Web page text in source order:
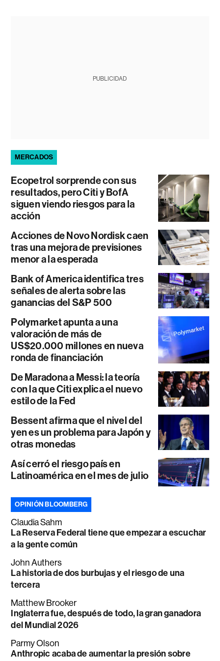
PUBLICIDAD
MERCADOS
Ecopetrol sorprende con sus
resultados, pero Citi y BofA
siguen viendo riesgos para la
acción
Acciones de Novo Nordisk caen
tras una mejora de previsiones
menor a la esperada
Bank of America identifica tres
señales de alerta sobre las
ganancias del S&P 500
Polymarket apunta a una
valoración de más de
US$20.000 millones en nueva
ronda de financiación
De Maradona a Messi: la teoría
con la que Citi explica el nuevo
estilo de la Fed
Bessent afirma que el nivel del
yen es un problema para Japón y
otras monedas
Así cerró el riesgo país en
Latinoamérica en el mes de julio
OPINIÓN BLOOMBERG
Claudia Sahm
La Reserva Federal tiene que empezar a escuchar
a la gente común
John Authers
La historia de dos burbujas y el riesgo de una
tercera
Matthew Brooker
Inglaterra fue, después de todo, la gran ganadora
del Mundial 2026
Parmy Olson
Anthropic acaba de aumentar la presión sobre